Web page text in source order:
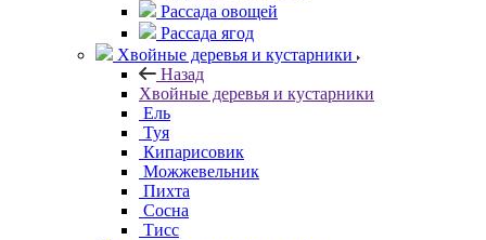
Рассада овощей
Рассада ягод
Хвойные деревья и кустарники
Назад
Хвойные деревья и кустарники
Ель
Туя
Кипарисовик
Можжевельник
Пихта
Сосна
Тисc